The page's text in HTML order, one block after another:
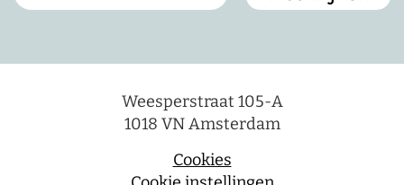
Weesperstraat 105-A
1018 VN Amsterdam
Cookies